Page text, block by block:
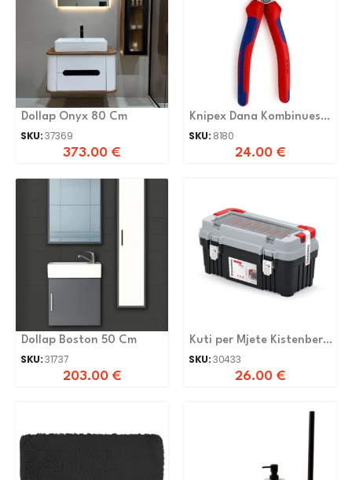
Dollap Onyx 80 Cm
SKU:37369
373.00 €
Knipex Dana Kombinues
03 02 200
SKU: 8180
24.00 €
Dollap Boston 50 Cm
SKU:31737
203.00 €
Kuti per Mjete Kistenberg
Kopa 5530sm-4c
SKU:30433
26.00 €